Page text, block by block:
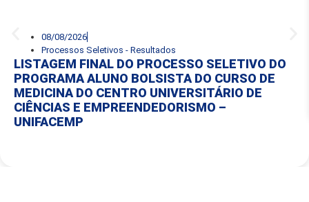
08/08/2026
Processos Seletivos - Resultados
LISTAGEM FINAL DO PROCESSO SELETIVO DO
PROGRAMA ALUNO BOLSISTA DO CURSO DE
MEDICINA DO CENTRO UNIVERSITÁRIO DE
CIÊNCIAS E EMPREENDEDORISMO –
UNIFACEMP